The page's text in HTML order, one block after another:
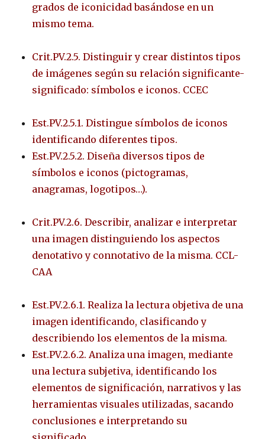
grados de iconicidad basándose en un
mismo tema.
Crit.PV.2.5. Distinguir y crear distintos tipos
de imágenes según su relación significante-
significado: símbolos e iconos. CCEC
Est.PV.2.5.1. Distingue símbolos de iconos
identificando diferentes tipos.
Est.PV.2.5.2. Diseña diversos tipos de
símbolos e iconos (pictogramas,
anagramas, logotipos…).
Crit.PV.2.6. Describir, analizar e interpretar
una imagen distinguiendo los aspectos
denotativo y connotativo de la misma. CCL-
CAA
Est.PV.2.6.1. Realiza la lectura objetiva de una
imagen identificando, clasificando y
describiendo los elementos de la misma.
Est.PV.2.6.2. Analiza una imagen, mediante
una lectura subjetiva, identificando los
elementos de significación, narrativos y las
herramientas visuales utilizadas, sacando
conclusiones e interpretando su